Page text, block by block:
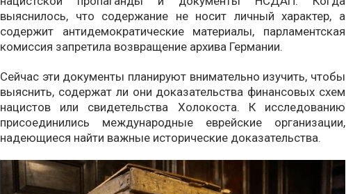
выяснилось, что содержание не носит личный характер, а
содержит антидемократические материалы, парламентская
комиссия запретила возвращение архива Германии.
Сейчас эти документы планируют внимательно изучить, чтобы
выяснить, содержат ли они доказательства финансовых схем
нацистов или свидетельства Холокоста. К исследованию
присоединились международные еврейские организации,
надеющиеся найти важные исторические доказательства.